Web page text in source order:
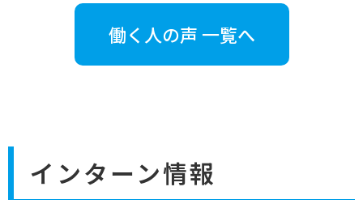
働く人の声 一覧へ
インターン情報